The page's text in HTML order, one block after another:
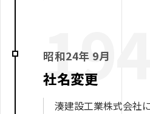
1949
昭和24年 9月
社名変更
湊建設工業株式会社